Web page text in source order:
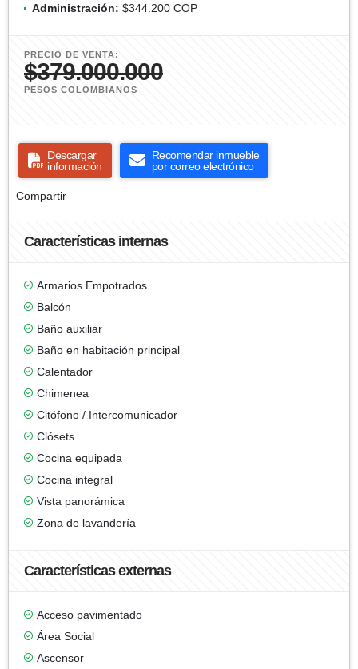
Administración: $344.200 COP
PRECIO DE VENTA:
$379.000.000
PESOS COLOMBIANOS
Descargar
información
Recomendar inmueble
por correo electrónico
Compartir
Características internas
Armarios Empotrados
Balcón
Baño auxiliar
Baño en habitación principal
Calentador
Chimenea
Citófono / Intercomunicador
Clósets
Cocina equipada
Cocina integral
Vista panorámica
Zona de lavandería
Características externas
Acceso pavimentado
Área Social
Ascensor